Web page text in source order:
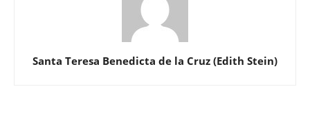
Santa Teresa Benedicta de la Cruz (Edith Stein)